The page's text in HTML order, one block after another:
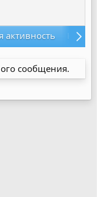
активность
сообщения.